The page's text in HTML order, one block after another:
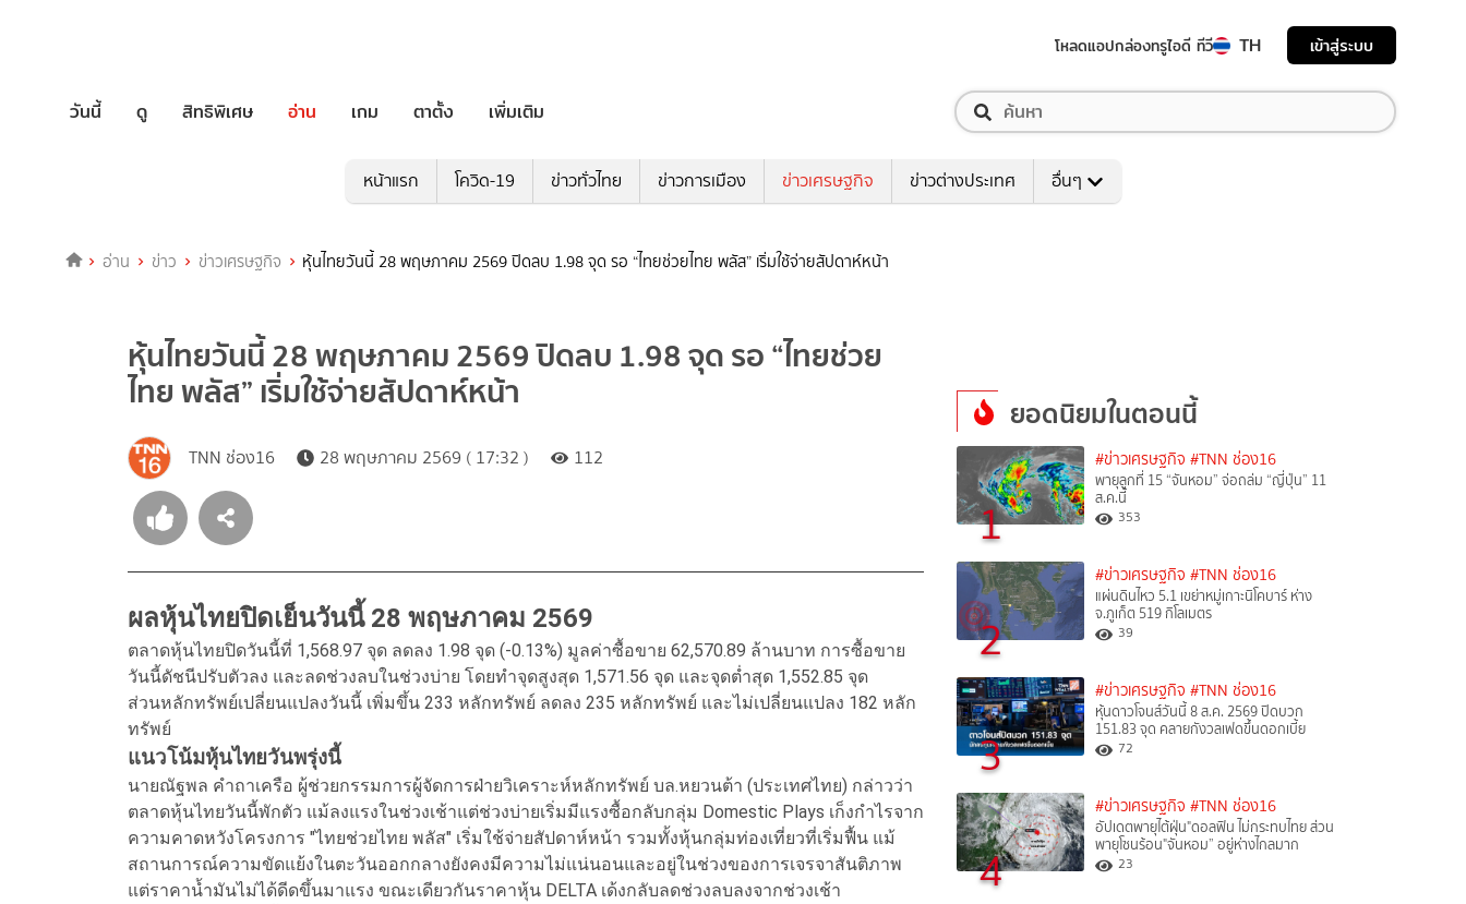
โหลดแอปกล่องทรูไอดี ทีวี TH เข้าสู่ระบบ
วันนี้ ดู สิทธิพิเศษ อ่าน เกม ตาตั้ง เพิ่มเติม
หน้าแรก โควิด-19 ข่าวทั่วไทย ข่าวการเมือง ข่าวเศรษฐกิจ ข่าวต่างประเทศ อื่นๆ
อ่าน ข่าว ข่าวเศรษฐกิจ หุ้นไทยวันนี้ 28 พฤษภาคม 2569 ปิดลบ 1.98 จุด รอ “ไทยช่วยไทย พลัส” เริ่มใช้จ่ายสัปดาห์หน้า
หุ้นไทยวันนี้ 28 พฤษภาคม 2569 ปิดลบ 1.98 จุด รอ “ไทยช่วย
ไทย พลัส” เริ่มใช้จ่ายสัปดาห์หน้า
TNN ช่อง16 28 พฤษภาคม 2569 ( 17:32 ) 112
ผลหุ้นไทยปิดเย็นวันนี้ 28 พฤษภาคม 2569
ตลาดหุ้นไทยปิดวันนี้ที่ 1,568.97 จุด ลดลง 1.98 จุด (-0.13%) มูลค่าซื้อขาย 62,570.89 ล้านบาท การซื้อขาย
วันนี้ดัชนีปรับตัวลง และลดช่วงลบในช่วงบ่าย โดยทำจุดสูงสุด 1,571.56 จุด และจุดต่ำสุด 1,552.85 จุด
ส่วนหลักทรัพย์เปลี่ยนแปลงวันนี้ เพิ่มขึ้น 233 หลักทรัพย์ ลดลง 235 หลักทรัพย์ และไม่เปลี่ยนแปลง 182 หลัก
ทรัพย์
แนวโน้มหุ้นไทยวันพรุ่งนี้
นายณัฐพล คำถาเครือ ผู้ช่วยกรรมการผู้จัดการฝ่ายวิเคราะห์หลักทรัพย์ บล.หยวนต้า (ประเทศไทย) กล่าวว่า
ตลาดหุ้นไทยวันนี้พักตัว แม้ลงแรงในช่วงเช้าแต่ช่วงบ่ายเริ่มมีแรงซื้อกลับกลุ่ม Domestic Plays เก็งกำไรจาก
ความคาดหวังโครงการ "ไทยช่วยไทย พลัส" เริ่มใช้จ่ายสัปดาห์หน้า รวมทั้งหุ้นกลุ่มท่องเที่ยวที่เริ่มฟื้น แม้
สถานการณ์ความขัดแย้งในตะวันออกกลางยังคงมีความไม่แน่นอนและอยู่ในช่วงของการเจรจาสันติภาพ
แต่ราคาน้ำมันไม่ได้ดีดขึ้นมาแรง ขณะเดียวกันราคาหุ้น DELTA เด้งกลับลดช่วงลบลงจากช่วงเช้า
ยอดนิยมในตอนนี้
1
#ข่าวเศรษฐกิจ #TNN ช่อง16
พายุลูกที่ 15 “จันหอม” จ่อถล่ม “ญี่ปุ่น” 11
ส.ค.นี้
353
2
#ข่าวเศรษฐกิจ #TNN ช่อง16
แผ่นดินไหว 5.1 เขย่าหมู่เกาะนิโคบาร์ ห่าง
จ.ภูเก็ต 519 กิโลเมตร
39
3
#ข่าวเศรษฐกิจ #TNN ช่อง16
หุ้นดาวโจนส์วันนี้ 8 ส.ค. 2569 ปิดบวก
151.83 จุด คลายกังวลเฟดขึ้นดอกเบี้ย
72
4
#ข่าวเศรษฐกิจ #TNN ช่อง16
อัปเดตพายุไต้ฝุ่น"ดอลฟิน ไม่กระทบไทย ส่วน
พายุโซนร้อน"จันหอม” อยู่ห่างไกลมาก
23